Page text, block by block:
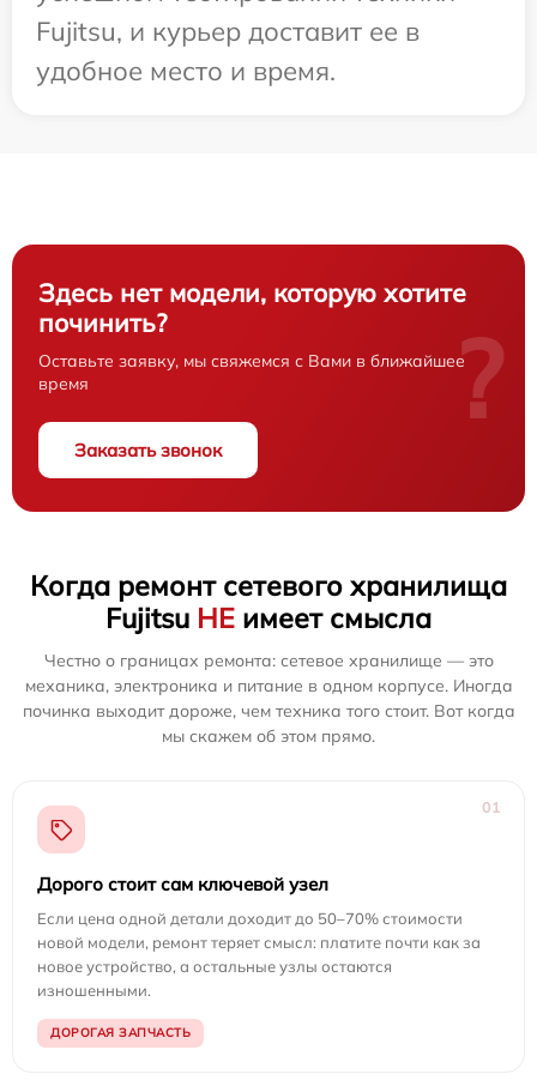
Fujitsu, и курьер доставит ее в
удобное место и время.
Здесь нет модели, которую хотите
починить?
Оставьте заявку, мы свяжемся с Вами в ближайшее
время
Заказать звонок
?
Когда ремонт сетевого хранилища
Fujitsu НЕ имеет смысла
Честно о границах ремонта: сетевое хранилище — это
механика, электроника и питание в одном корпусе. Иногда
починка выходит дороже, чем техника того стоит. Вот когда
мы скажем об этом прямо.
01
Дорого стоит сам ключевой узел
Если цена одной детали доходит до 50–70% стоимости
новой модели, ремонт теряет смысл: платите почти как за
новое устройство, а остальные узлы остаются
изношенными.
ДОРОГАЯ ЗАПЧАСТЬ